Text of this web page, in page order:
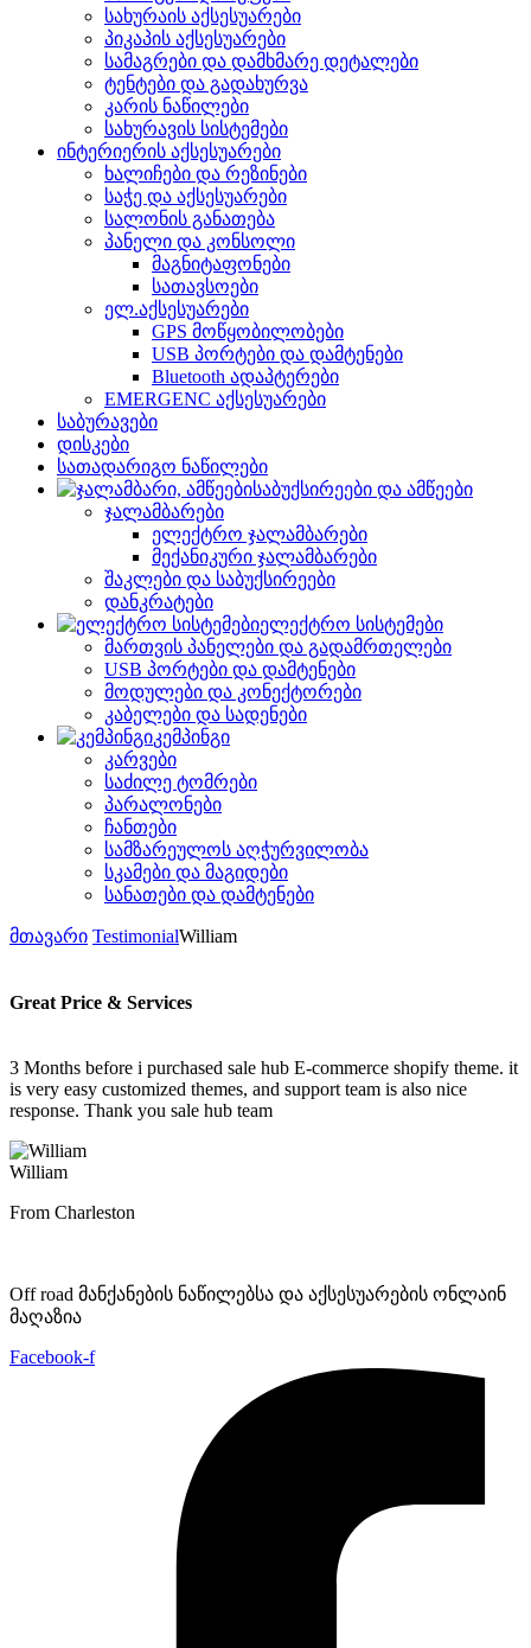
სახურაის აქსესუარები
პიკაპის აქსესუარები
სამაგრები და დამხმარე დეტალები
ტენტები და გადახურვა
კარის ნაწილები
სახურავის სისტემები
ინტერიერის აქსესუარები
ხალიჩები და რეზინები
საჭე და აქსესუარები
სალონის განათება
პანელი და კონსოლი
მაგნიტაფონები
სათავსოები
ელ.აქსესუარები
GPS მოწყობილობები
USB პორტები და დამტენები
Bluetooth ადაპტერები
EMERGENC აქსესუარები
საბურავები
დისკები
სათადარიგო ნაწილები
საბუქსირეები და ამწეები
ჯალამბარები
ელექტრო ჯალამბარები
მექანიკური ჯალამბარები
შაკლები და საბუქსირეები
დანკრატები
ელექტრო სისტემები
მართვის პანელები და გადამრთელები
USB პორტები და დამტენები
მოდულები და კონექტორები
კაბელები და სადენები
კემპინგი
კარვები
საძილე ტომრები
პარალონები
ჩანთები
სამზარეულოს აღჭურვილობა
სკამები და მაგიდები
სანათები და დამტენები
მთავარი TestimonialWilliam
Great Price & Services
3 Months before i purchased sale hub E-commerce shopify theme. it
is very easy customized themes, and support team is also nice
response. Thank you sale hub team
William
From Charleston
Off road მანქანების ნაწილებსა და აქსესუარების ონლაინ
მაღაზია
Facebook-f